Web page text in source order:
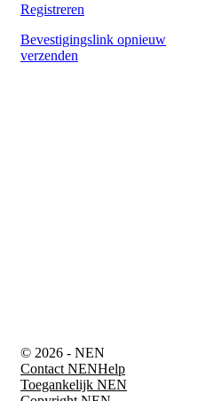
Registreren
Bevestigingslink opnieuw
verzenden
© 2026 - NEN
Contact NENHelp
Toegankelijk NEN